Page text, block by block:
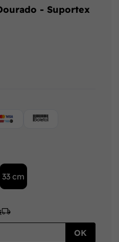
- Suportex
(Crédito/Débito)
Cartão Boleto
33 cm